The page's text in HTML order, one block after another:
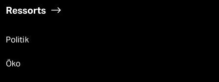
Ressorts
Politik
Öko